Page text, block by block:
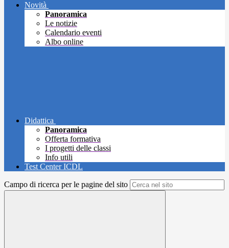
Novità
Panoramica
Le notizie
Calendario eventi
Albo online
Didattica
Panoramica
Offerta formativa
I progetti delle classi
Info utili
Test Center ICDL
Campo di ricerca per le pagine del sito